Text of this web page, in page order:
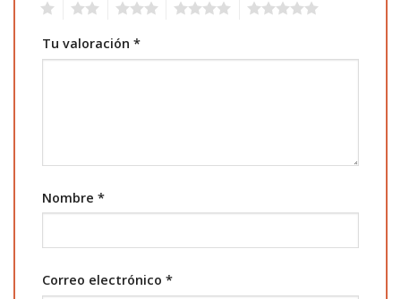
Tu valoración *
Nombre *
Correo electrónico *